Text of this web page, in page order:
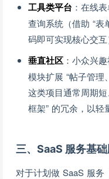
工具类平台 ：在线
查询系统（借助 “表
码即可实现核心交互
垂直社区 ：小众兴
模块扩展 “帖子管理
这类项目通常周期
框架” 的冗余，以轻
三、SaaS 服务基
对于计划做 SaaS 服务